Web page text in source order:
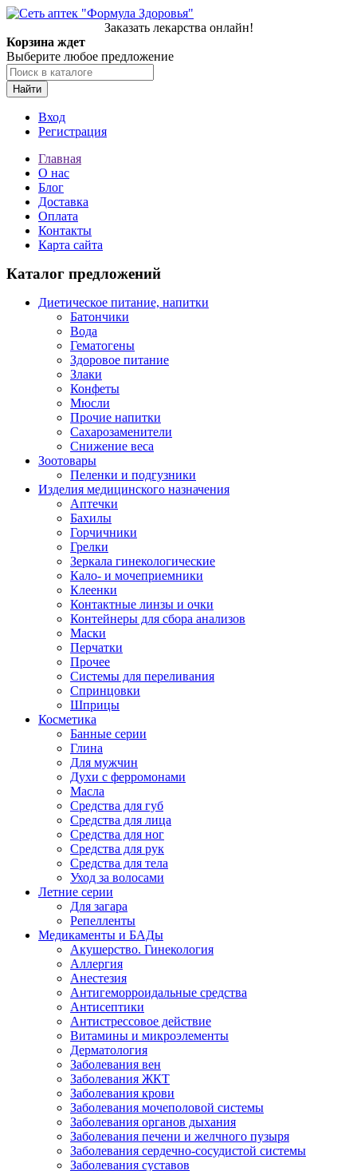
Заказать лекарства онлайн!
Корзина ждет
Выберите любое предложение
Найти
Вход
Регистрация
Главная
О нас
Блог
Доставка
Оплата
Контакты
Карта сайта
Каталог предложений
Диетическое питание, напитки
Батончики
Вода
Гематогены
Здоровое питание
Злаки
Конфеты
Мюсли
Прочие напитки
Сахарозаменители
Снижение веса
Зоотовары
Пеленки и подгузники
Изделия медицинского назначения
Аптечки
Бахилы
Горчичники
Грелки
Зеркала гинекологические
Кало- и мочеприемники
Клеенки
Контактные линзы и очки
Контейнеры для сбора анализов
Маски
Перчатки
Прочее
Системы для переливания
Спринцовки
Шприцы
Косметика
Банные серии
Глина
Для мужчин
Духи с ферромонами
Масла
Средства для губ
Средства для лица
Средства для ног
Средства для рук
Средства для тела
Уход за волосами
Летние серии
Для загара
Репелленты
Медикаменты и БАДы
Акушерство. Гинекология
Аллергия
Анестезия
Антигеморроидальные средства
Антисептики
Антистрессовое действие
Витамины и микроэлементы
Дерматология
Заболевания вен
Заболевания ЖКТ
Заболевания крови
Заболевания мочеполовой системы
Заболевания органов дыхания
Заболевания печени и желчного пузыря
Заболевания сердечно-сосудистой системы
Заболевания суставов